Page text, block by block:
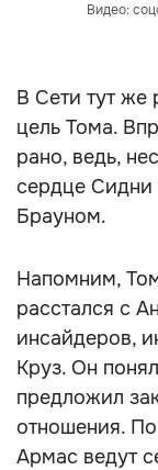
Видео:
В Сети тут
цель Тома.
рано, ведь,
сердце Сидни
Брауном.
Напомним,
расстался с
инсайдеров,
Круз. Он
предложил
отношения.
Армас ведут